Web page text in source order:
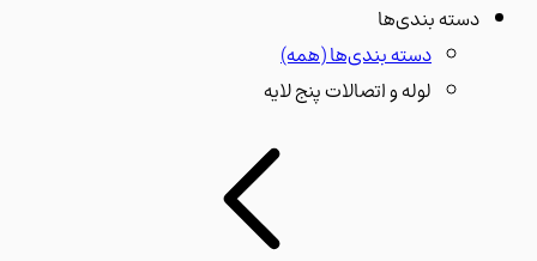
دسته بندی‌ها
دسته بندی‌ها(همه)
لوله و اتصالات پنج لایه